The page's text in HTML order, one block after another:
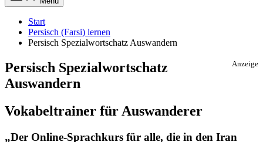
Start
Persisch (Farsi) lernen
Persisch Spezialwortschatz Auswandern
Anzeige
Persisch Spezialwortschatz
Auswandern
Vokabeltrainer für Auswanderer
„Der Online-Sprachkurs für alle, die in den Iran